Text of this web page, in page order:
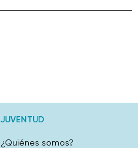
JUVENTUD
¿Quiénes somos?